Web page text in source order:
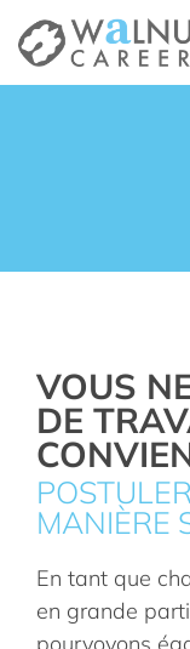
VOUS
DE
MANIÈRE
En tant que
en grande